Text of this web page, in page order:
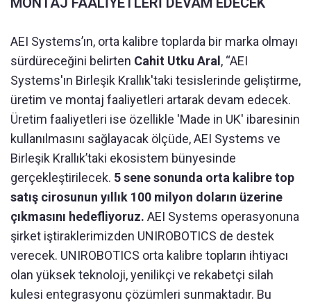
AEI Systems’ın, orta kalibre toplarda bir marka olmayı
sürdüreceğini belirten Cahit Utku Aral , “AEI
Systems'ın Birleşik Krallık'taki tesislerinde geliştirme,
üretim ve montaj faaliyetleri artarak devam edecek.
Üretim faaliyetleri ise özellikle 'Made in UK' ibaresinin
kullanılmasını sağlayacak ölçüde, AEI Systems ve
Birleşik Krallık’taki ekosistem bünyesinde
gerçekleştirilecek. 5 sene sonunda orta kalibre top
satış cirosunun yıllık 100 milyon doların üzerine
çıkmasını hedefliyoruz. AEI Systems operasyonuna
şirket iştiraklerimizden UNIROBOTICS de destek
verecek. UNIROBOTICS orta kalibre topların ihtiyacı
olan yüksek teknoloji, yenilikçi ve rekabetçi silah
kulesi entegrasyonu çözümleri sunmaktadır. Bu